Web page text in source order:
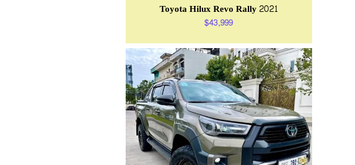
Toyota Hilux Revo Rally 2021
$43,999